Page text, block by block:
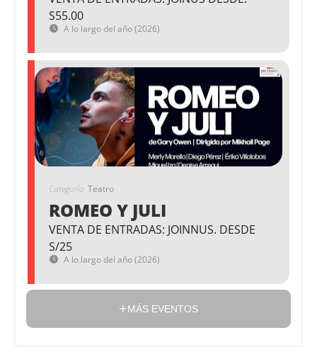
S55.00
A lo largo del año (2026)
Categoría Teatro
ROMEO Y JULI
VENTA DE ENTRADAS: JOINNUS. DESDE
S/25
A lo largo del año (2026)
MÁS EVENTOS